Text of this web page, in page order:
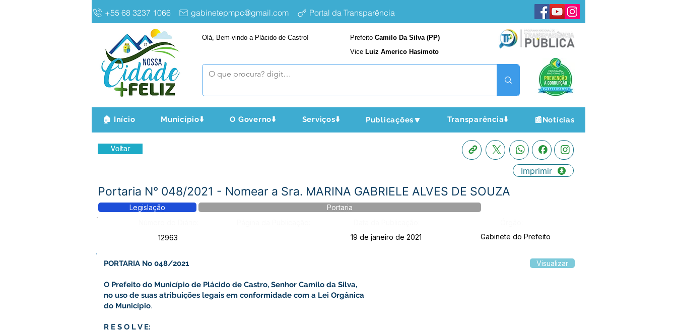
+55 68 3237 1066 gabinetepmpc@gmail.com Portal da Transparência
Olá, Bem-vindo a Plácido de Castro! Prefeito Camilo Da Silva (PP)
Vice Luiz Americo Hasimoto
🏠 Início Município⬇️ O Governo⬇️ Serviços⬇️ Publicações🔽 Transparência⬇️ 📰Notícias
Voltar
Imprimir
Portaria N° 048/2021 - Nomear a Sra. MARINA GABRIELE ALVES DE SOUZA
Legislação
Portaria
12963
19 de janeiro de 2021 Gabinete do Prefeito
PORTARIA No 048/2021
O Prefeito do Município de Plácido de Castro, Senhor Camilo da Silva,
no uso de suas atribuições legais em conformidade com a Lei Orgânica
do Município.
R E S O L V E:
Visualizar